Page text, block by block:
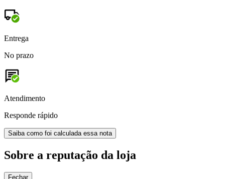
Entrega
No prazo
Atendimento
Responde rápido
Saiba como foi calculada essa nota
Sobre a reputação da loja
Fechar